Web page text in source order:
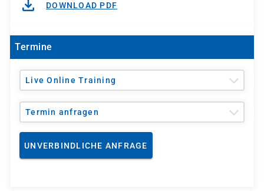
DOWNLOAD PDF
Termine
Live Online Training
Termin anfragen
UNVERBINDLICHE ANFRAGE